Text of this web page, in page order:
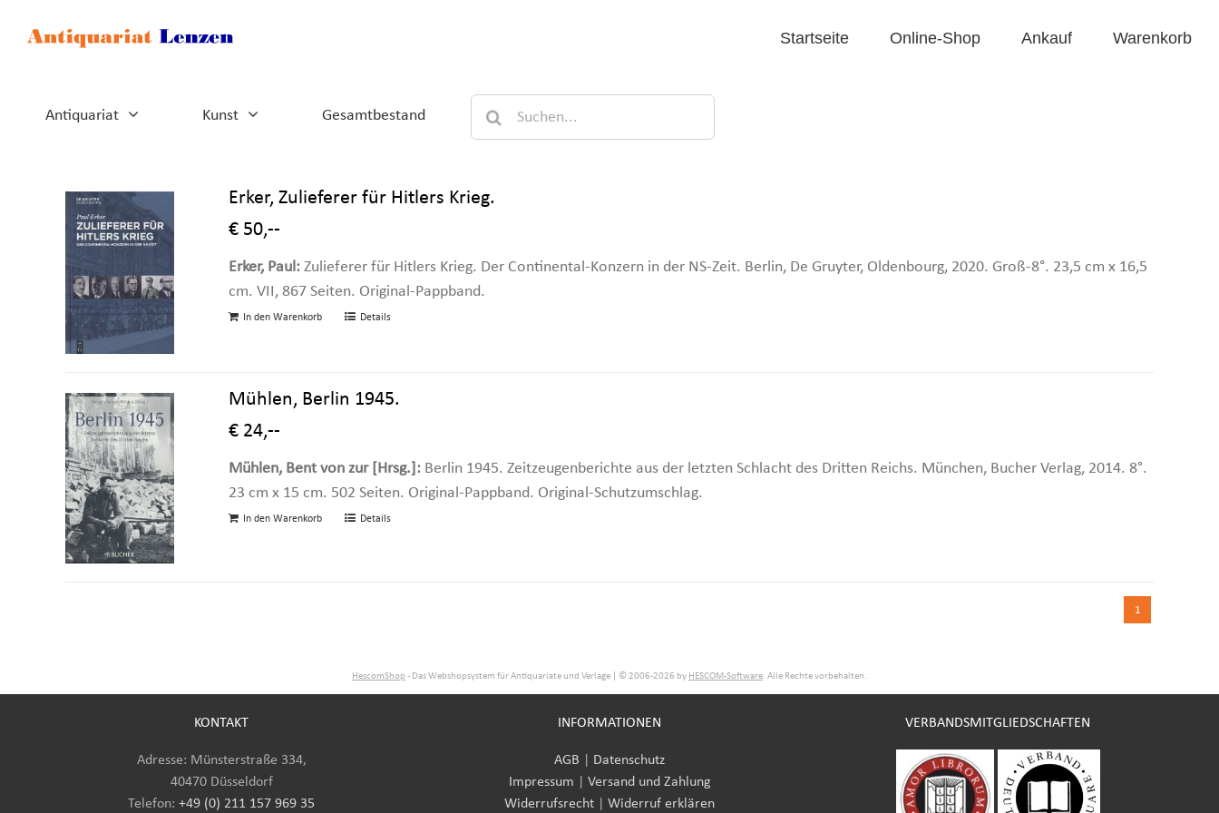
Inhalt
Startseite Online-Shop Ankauf Warenkorb
Antiquariat Kunst Gesamtbestand
Suche
nach:
Erker, Zulieferer für Hitlers Krieg.
€ 50,--
Erker, Paul: Zulieferer für Hitlers Krieg. Der Continental-Konzern in der NS-Zeit. Berlin, De Gruyter, Oldenbourg, 2020. Groß-8°. 23,5 cm x 16,5
cm. VII, 867 Seiten. Original-Pappband.
In den Warenkorb Details
Mühlen, Berlin 1945.
€ 24,--
Mühlen, Bent von zur [Hrsg.]: Berlin 1945. Zeitzeugenberichte aus der letzten Schlacht des Dritten Reichs. München, Bucher Verlag, 2014. 8°.
23 cm x 15 cm. 502 Seiten. Original-Pappband. Original-Schutzumschlag.
In den Warenkorb Details
1
HescomShop - Das Webshopsystem für Antiquariate und Verlage | © 2006-2026 by HESCOM-Software. Alle Rechte vorbehalten.
KONTAKT
Adresse: Münsterstraße 334,
40470 Düsseldorf
Telefon: +49 (0) 211 157 969 35
INFORMATIONEN
AGB
Datenschutz
Impressum
Versand und Zahlung
Widerrufsrecht
Widerruf erklären
VERBANDSMITGLIEDSCHAFTEN